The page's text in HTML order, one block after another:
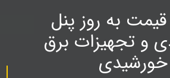
به روز پنل
و تجهیزات برق
خورشیدی